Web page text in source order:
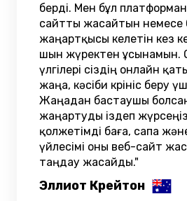
берді. Мен бұл
сайтты жасайтын немесе
жаңартқысы келетін кез
шын жүректен ұсынамын.
үлгілері сіздің онлайн
жаңа, кәсіби көрініс беру
Жаңадан бастаушы
жаңартуды іздеп
қолжетімді баға, сапа
үйлесімі оны веб-сайт
таңдау жасайды."
Эллиот Крейтон